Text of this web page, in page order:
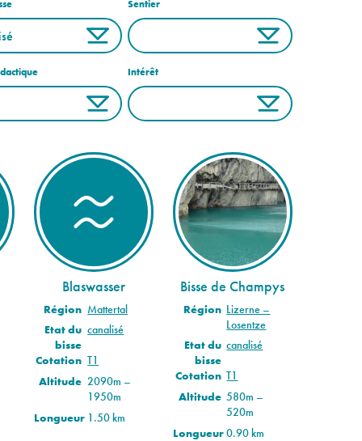
Sentier
Intérêt
Blaswasser
Région Mattertal
Etat du
bisse
canalisé
Cotation T1
Altitude 2090m –
1950m
Longueur 1.50 km
Bisse de Champys
Région Lizerne –
Losentze
Etat du
bisse
canalisé
Cotation T1
Altitude 580m –
520m
Longueur 0.90 km